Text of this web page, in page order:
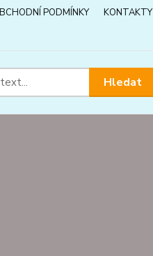
PODMÍNKY
KONTAKTY
Hledat